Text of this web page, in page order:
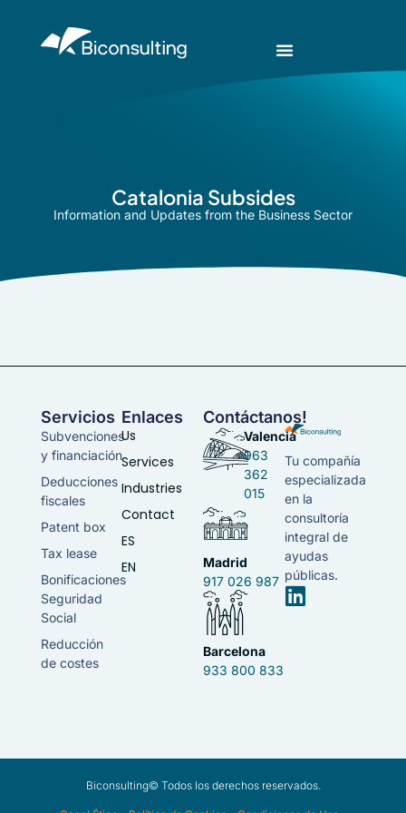
Catalonia Subsides
Information and Updates from the Business Sector
Tu compañía
especializada
en la
consultoría
integral de
ayudas
públicas.
Servicios
Subvenciones
y financiación
Deducciones
fiscales
Patent box
Tax lease
Bonificaciones
Seguridad
Social
Reducción
de costes
Enlaces
Us
Services
Industries
Contact
ES
EN
Contáctanos!
Valencia
963
362
015
Madrid
917 026 987
Barcelona
933 800 833
Biconsulting© Todos los derechos reservados.